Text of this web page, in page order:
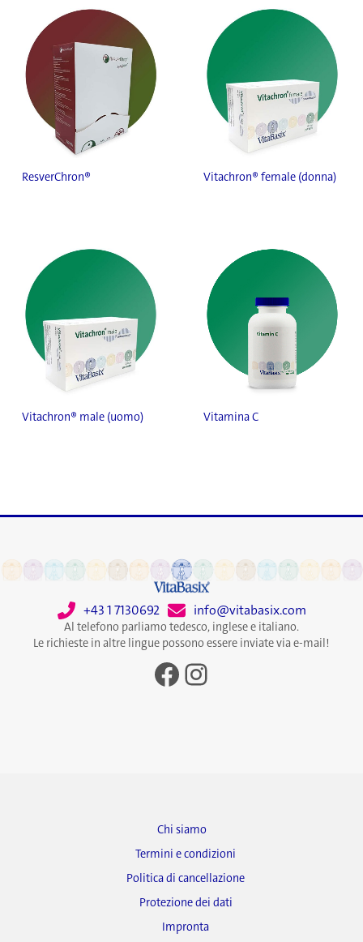
ResverChron® Vitachron® female (donna)
Vitachron® male (uomo) Vitamina C
+43 1 7130692 info@vitabasix.com
Al telefono parliamo tedesco, inglese e italiano.
Le richieste in altre lingue possono essere inviate via e-mail!
Facebook
Instagram
Chi siamo
Termini e condizioni
Politica di cancellazione
Protezione dei dati
Impronta